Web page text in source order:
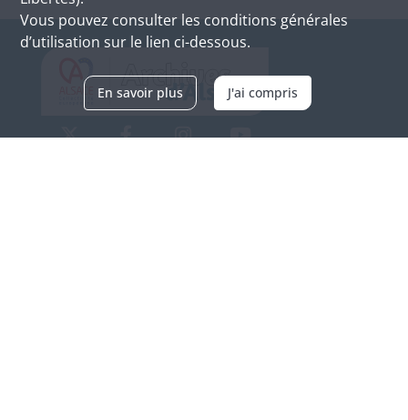
Vous pouvez consulter les conditions générales
d’utilisation sur le lien ci-dessous.
En savoir plus J'ai compris